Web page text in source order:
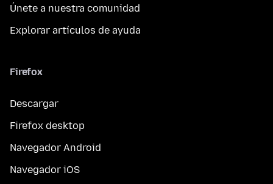
Únete a nuestra comunidad
Explorar artículos de ayuda
Firefox
Descargar
Firefox desktop
Navegador Android
Navegador iOS